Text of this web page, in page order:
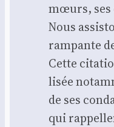
mœurs, ses
Nous
ram­pante
Cette
li­sée
de ses
qui